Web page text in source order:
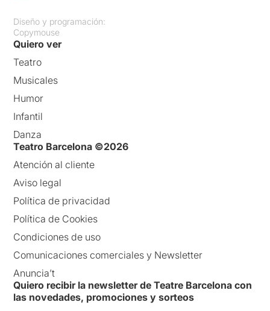
Diseño y programación:
Copymouse
Quiero ver
Teatro
Musicales
Humor
Infantil
Danza
Teatro Barcelona ©2026
Atención al cliente
Aviso legal
Política de privacidad
Política de Cookies
Condiciones de uso
Comunicaciones comerciales y Newsletter
Anuncia’t
Quiero recibir la newsletter de Teatre Barcelona con
las novedades, promociones y sorteos